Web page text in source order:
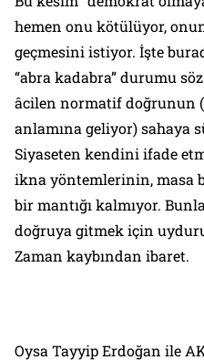
hemen onu kötülüyor,
geçmesini istiyor. İşte
“abra kadabra” durumu
âcilen normatif doğrunun
anlamına geliyor) sahaya
Siyaseten kendini ifade
ikna yöntemlerinin, masa
bir mantığı kalmıyor.
doğruya gitmek için
Zaman kaybından ibaret.
Oysa Tayyip Erdoğan ile